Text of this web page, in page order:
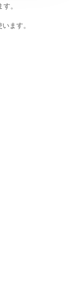
。
ます。